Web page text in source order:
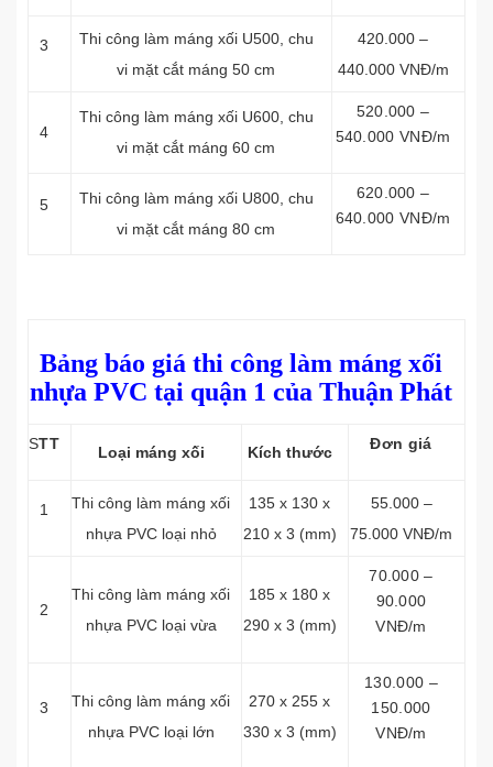
3 Thi công làm máng xối U500, chu
vi mặt cắt máng 50 cm
420.000 –
440.000 VNĐ/m
4
Thi công làm máng xối U600, chu
vi mặt cắt máng 60 cm
520.000 –
540.000 VNĐ/m
5 Thi công làm máng xối U800, chu
vi mặt cắt máng 80 cm
620.000 –
640.000 VNĐ/m
Bảng báo giá thi công làm máng xối
nhựa PVC tại quận 1 của Thuận Phát
STT Loại máng xối Kích thước Đơn giá
1
Thi công làm máng xối
nhựa PVC loại nhỏ
135 x 130 x
210 x 3 (mm)
55.000 –
75.000 VNĐ/m
2
Thi công làm máng xối
nhựa PVC loại vừa
185 x 180 x
290 x 3 (mm)
70.000 –
90.000
VNĐ/m
3
Thi công làm máng xối
nhựa PVC loại lớn
270 x 255 x
330 x 3 (mm)
130.000 –
150.000
VNĐ/m